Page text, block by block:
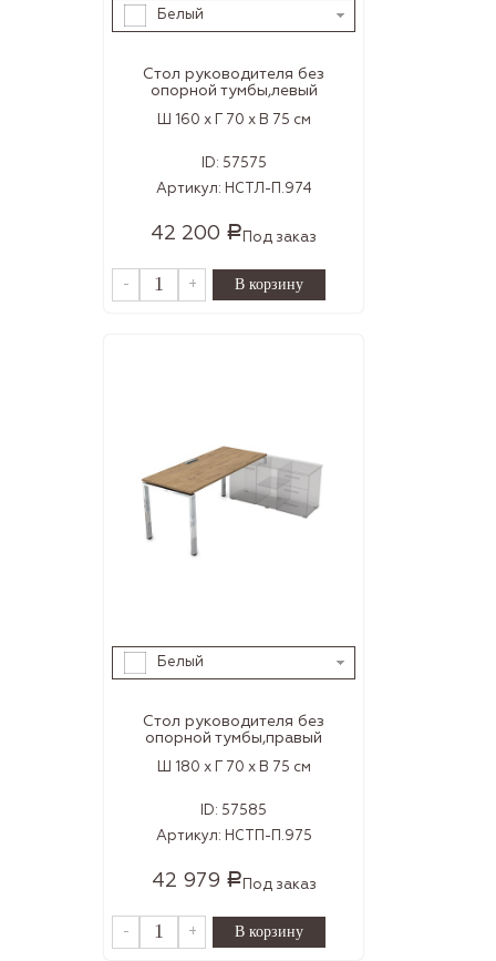
Белый
Стол руководителя без
опорной тумбы,левый
Ш 160 x Г 70 x В 75 см
ID: 57575
Артикул: НСТЛ-П.974
42 200 Р Под заказ
- +
Белый
Стол руководителя без
опорной тумбы,правый
Ш 180 x Г 70 x В 75 см
ID: 57585
Артикул: НСТП-П.975
42 979 Р Под заказ
- +